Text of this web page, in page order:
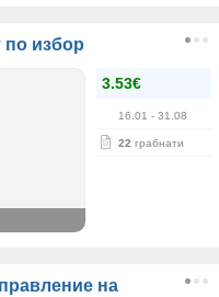
по избор
3.53€
16.01 - 31.08
22 грабнати
на